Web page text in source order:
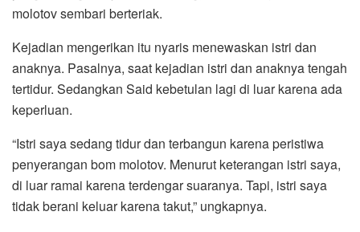
molotov sembari berteriak.
Kejadian mengerikan itu nyaris menewaskan istri dan
anaknya. Pasalnya, saat kejadian istri dan anaknya tengah
tertidur. Sedangkan Said kebetulan lagi di luar karena ada
keperluan.
“Istri saya sedang tidur dan terbangun karena peristiwa
penyerangan bom molotov. Menurut keterangan istri saya,
di luar ramai karena terdengar suaranya. Tapi, istri saya
tidak berani keluar karena takut,” ungkapnya.